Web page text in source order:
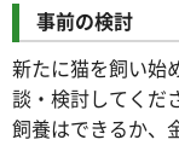
事前の検討
新たに猫を飼い始
談・検討してくだ
飼養はできるか、